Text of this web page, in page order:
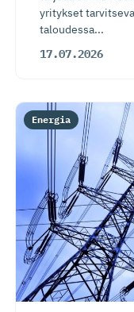
yritykset
taloudessa...
17.07.2026
Energia